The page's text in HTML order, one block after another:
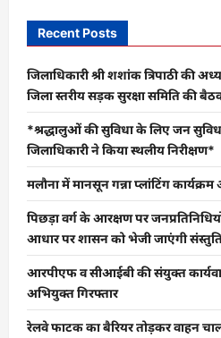
Recent Posts
जिलाधिकारी श्री शशांक त्रिपाठी की
जिला स्तरीय सड़क सुरक्षा समिति की
*श्रद्धालुओं की सुविधा के लिए जन
जिलाधिकारी ने किया स्थलीय निरीक्षण*
मलौना में मानसून गन्ना प्लांटिंग
पिछड़ा वर्ग के आरक्षण पर
आधार पर शासन को भेजी जाएंगी
आरपीएफ व सीआईबी की संयुक्त
अभियुक्त गिरफ्तार
रेलवे फाटक का बैरियर तोड़कर वाहन